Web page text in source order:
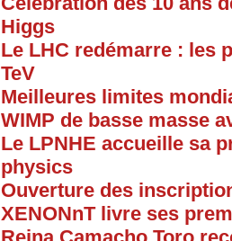
Higgs
Le LHC redémarre : les
TeV
Meilleures limites
WIMP de basse masse
Le LPNHE accueille sa
physics
Ouverture des
XENONnT livre ses